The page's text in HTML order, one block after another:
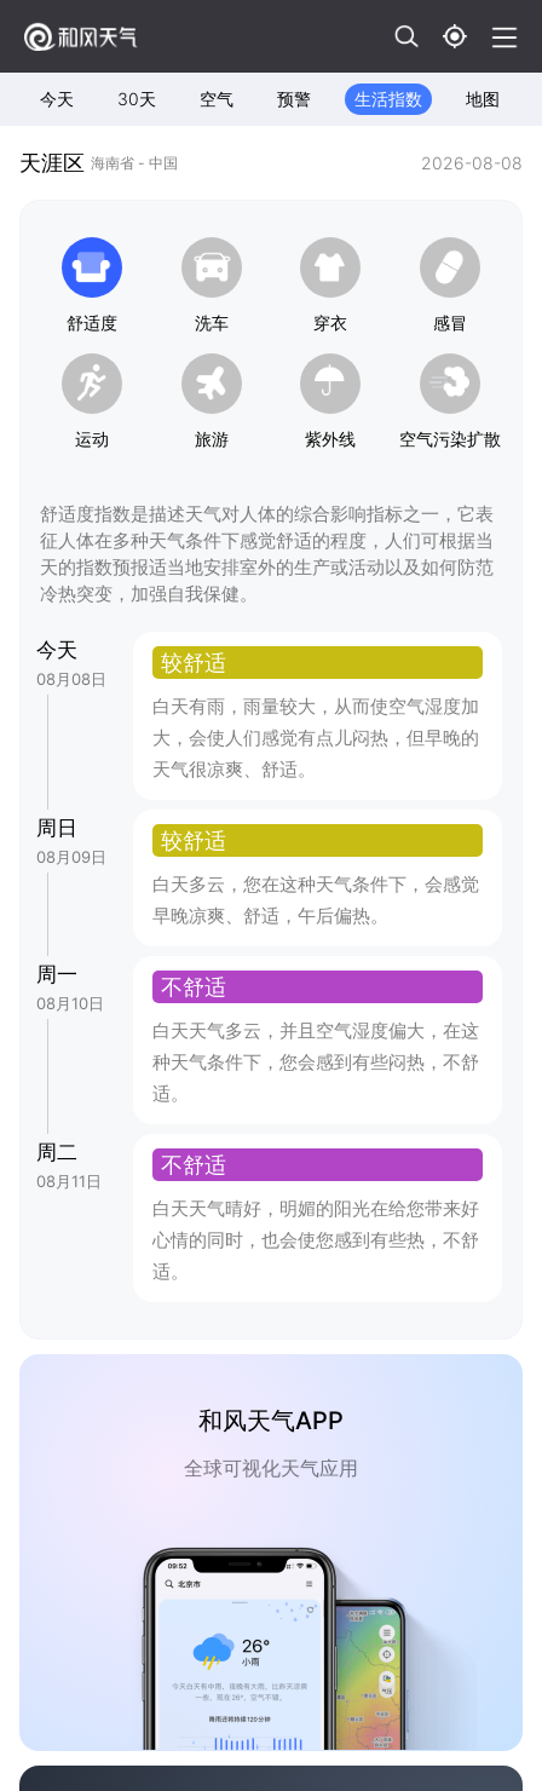
今天 30天 空气 预警 生活指数 地图
天涯区 海南省 - 中国 2026-08-08
舒适度 洗车 穿衣 感冒
运动 旅游 紫外线 空气污染扩散
舒适度指数是描述天气对人体的综合影响指标之一，它表
征人体在多种天气条件下感觉舒适的程度，人们可根据当
天的指数预报适当地安排室外的生产或活动以及如何防范
冷热突变，加强自我保健。
今天
08月08日
较舒适
白天有雨，雨量较大，从而使空气湿度加
大，会使人们感觉有点儿闷热，但早晚的
天气很凉爽、舒适。
周日
08月09日
较舒适
白天多云，您在这种天气条件下，会感觉
早晚凉爽、舒适，午后偏热。
周一
08月10日
不舒适
白天天气多云，并且空气湿度偏大，在这
种天气条件下，您会感到有些闷热，不舒
适。
周二
08月11日
不舒适
白天天气晴好，明媚的阳光在给您带来好
心情的同时，也会使您感到有些热，不舒
适。
和风天气APP
全球可视化天气应用